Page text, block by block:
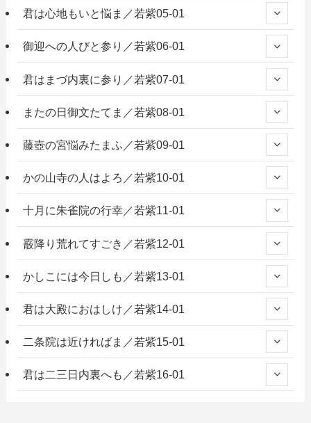
君は心地もいと悩ま／若紫05-01
御迎への人びと参り／若紫06-01
君はまづ内裏に参り／若紫07-01
またの日御文たてま／若紫08-01
藤壺の宮悩みたまふ／若紫09-01
かの山寺の人はよろ／若紫10-01
十月に朱雀院の行幸／若紫11-01
霰降り荒れてすごき／若紫12-01
かしこには今日しも／若紫13-01
君は大殿におはしけ／若紫14-01
二条院は近ければま／若紫15-01
君は二三日内裏へも／若紫16-01